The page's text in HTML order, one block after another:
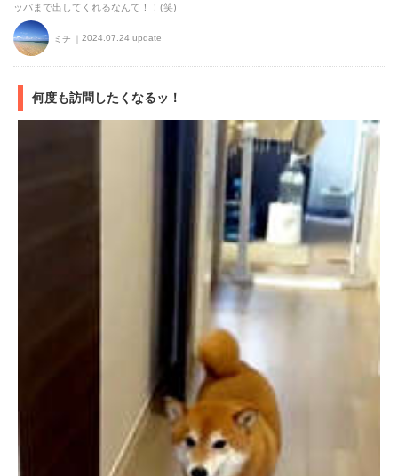
ッパまで出してくれるなんて！！(笑)
ミチ 2024.07.24 update
何度も訪問したくなるッ！